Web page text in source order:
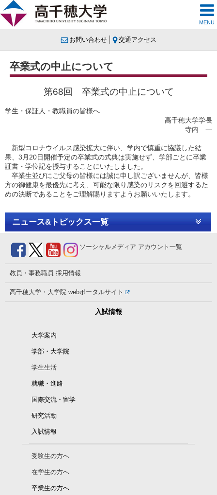
MENU
お問い合わせ 交通アクセス
ニュース&トピックス一覧
卒業式の中止について
第68回 卒業式の中止について
学生・保証人・教職員の皆様へ
高千穂大学学長
寺内 一
新型コロナウイルス感染拡大に伴い、学内で慎重に協議した結
果、3月20日開催予定の卒業式の式典は実施せず、学部ごとに卒業
証書・学位記を授与することにいたしました。
卒業生並びにご父母の皆様には誠に申し訳ございませんが、皆様
方の御健康を最優先に考え、可能な限り感染のリスクを回避するた
めの決断であることをご理解賜りますようお願いいたします。
ソーシャルメディア アカウント一覧
教員・事務職員 採用情報
高千穂大学・大学院 webポータルサイト
入試情報
大学案内
学部・大学院
学生生活
就職・進路
国際交流・留学
研究活動
入試情報
受験生の方へ
在学生の方へ
卒業生の方へ